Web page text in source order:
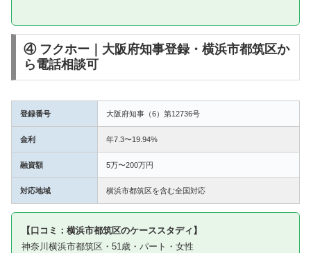
④ フクホー｜大阪府知事登録・横浜市都筑区か
ら電話相談可
登録番号 大阪府知事（6）第12736号
金利 年7.3〜19.94%
融資額 5万〜200万円
対応地域 横浜市都筑区を含む全国対応
【口コミ：横浜市都筑区のケーススタディ】
神奈川横浜市都筑区・51歳・パート・女性